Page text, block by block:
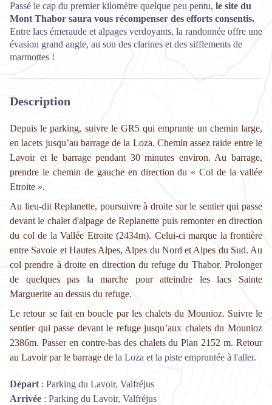
Passé le cap du premier kilomètre quelque peu pentu, le site du
Mont Thabor saura vous récompenser des efforts consentis.
Entre lacs émeraude et alpages verdoyants, la randonnée offre une
évasion grand angle, au son des clarines et des sifflements de
marmottes !
Description
Depuis le parking, suivre le GR5 qui emprunte un chemin large,
en lacets jusqu’au barrage de la Loza. Chemin assez raide entre le
Lavoir et le barrage pendant 30 minutes environ. Au barrage,
prendre le chemin de gauche en direction du « Col de la vallée
Etroite ».
Au lieu-dit Replanette, poursuivre à droite sur le sentier qui passe
devant le chalet d'alpage de Replanette puis remonter en direction
du col de la Vallée Etroite (2434m). Celui-ci marque la frontière
entre Savoie et Hautes Alpes, Alpes du Nord et Alpes du Sud. Au
col prendre à droite en direction du refuge du Thabor. Prolonger
de quelques pas la marche pour atteindre les lacs Sainte
Marguerite au dessus du refuge.
Le retour se fait en boucle par les chalets du Mounioz. Suivre le
sentier qui passe devant le refuge jusqu’aux chalets du Mounioz
2386m. Passer en contre-bas des chalets du Plan 2152 m. Retour
au Lavoir par le barrage de la Loza et la piste empruntée à l'aller.
Départ : Parking du Lavoir, Valfréjus
Arrivée : Parking du Lavoir, Valfréjus